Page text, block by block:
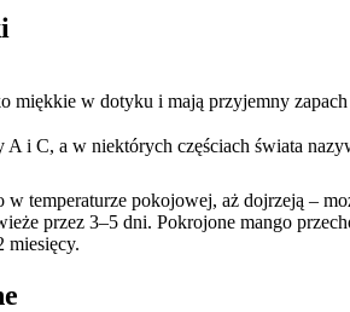
miękkie w dotyku i mają przyjemny
A i C, a w niektórych częściach świata
w temperaturze pokojowej, aż dojrzeją –
przez 3–5 dni. Pokrojone mango
miesięcy.